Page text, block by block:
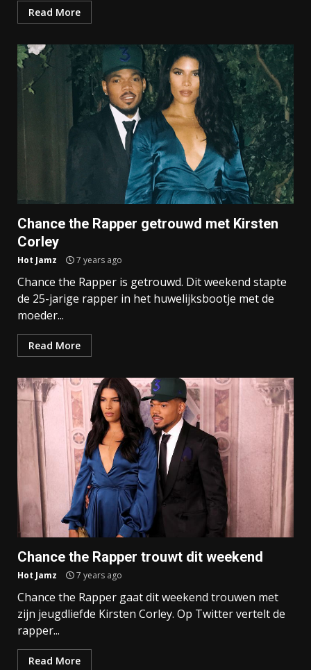
Read More
Chance the Rapper getrouwd met Kirsten
Corley
Hot Jamz 7 years ago
Chance the Rapper is getrouwd. Dit weekend stapte
de 25-jarige rapper in het huwelijksbootje met de
moeder...
Read More
Chance the Rapper trouwt dit weekend
Hot Jamz 7 years ago
Chance the Rapper gaat dit weekend trouwen met
zijn jeugdliefde Kirsten Corley. Op Twitter vertelt de
rapper...
Read More